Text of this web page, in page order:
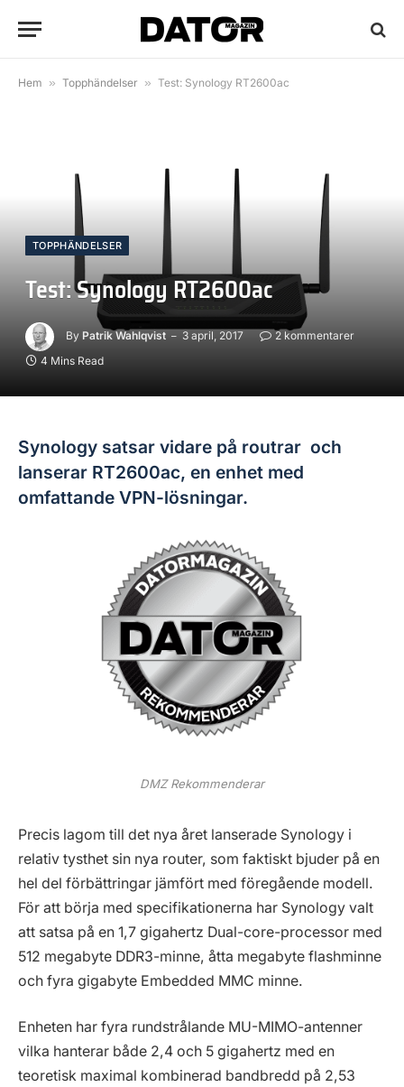
Hem » Topphändelser » Test: Synology RT2600ac
TOPPHÄNDELSER
Test: Synology RT2600ac
By Patrik Wahlqvist 3 april, 2017
2 kommentarer
4 Mins Read
Synology satsar vidare på routrar och
lanserar RT2600ac, en enhet med
omfattande VPN-lösningar.
DMZ Rekommenderar
Precis lagom till det nya året lanserade Synology i
relativ tysthet sin nya router, som faktiskt bjuder på en
hel del förbättringar jämfört med föregående modell.
För att börja med specifikationerna har Synology valt
att satsa på en 1,7 gigahertz Dual-core-processor med
512 megabyte DDR3-minne, åtta megabyte flashminne
och fyra gigabyte Embedded MMC minne.
Enheten har fyra rundstrålande MU-MIMO-antenner
vilka hanterar både 2,4 och 5 gigahertz med en
teoretisk maximal kombinerad bandbredd på 2,53